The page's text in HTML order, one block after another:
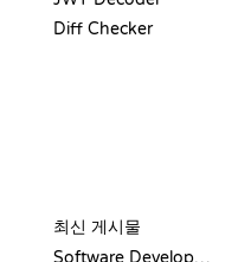
Diff Checker
최신 게시물
Software Development